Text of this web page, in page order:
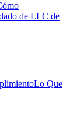
de LLC de
Lo Que